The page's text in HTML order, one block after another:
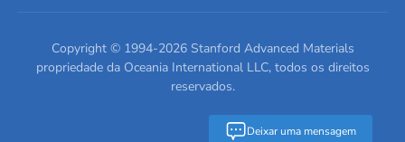
Deixar uma mensagem
Escreva para nós
Copyright © 1994-2026Stanford Advanced Materials
propriedade da Oceania International LLC, todos os direitos
reservados.